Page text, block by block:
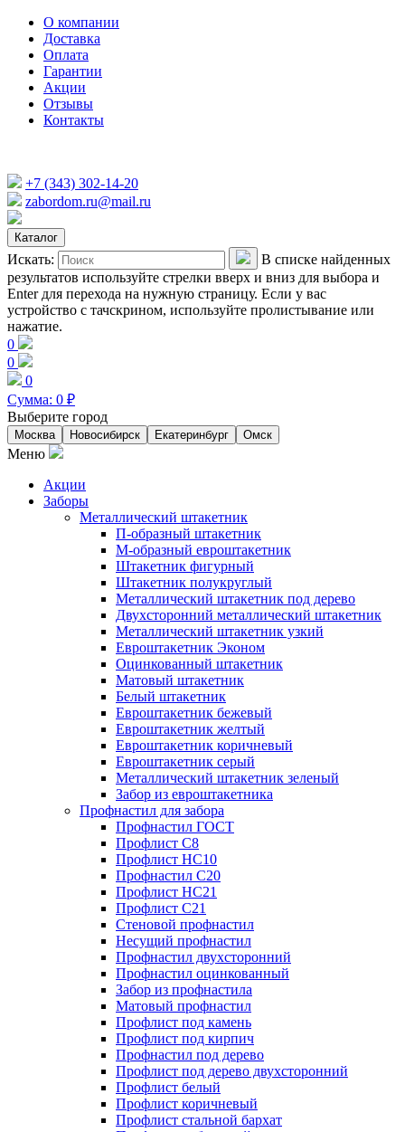
О компании
Доставка
Оплата
Гарантии
Акции
Отзывы
Контакты
+7 (343) 302-14-20
zabordom.ru@mail.ru
Каталог
Искать:
В списке найденных
результатов используйте стрелки вверх и вниз для выбора и
Enter для перехода на нужную страницу. Если у вас
устройство с тачскрином, используйте пролистывание или
нажатие.
0
0
0
Сумма: 0 ₽
Выберите город
Москва Новосибирск Екатеринбург Омск
Меню
Акции
Заборы
Металлический штакетник
П-образный штакетник
М-образный евроштакетник
Штакетник фигурный
Штакетник полукруглый
Металлический штакетник под дерево
Двухсторонний металлический штакетник
Металлический штакетник узкий
Евроштакетник Эконом
Оцинкованный штакетник
Матовый штакетник
Белый штакетник
Евроштакетник бежевый
Евроштакетник желтый
Евроштакетник коричневый
Евроштакетник серый
Металлический штакетник зеленый
Забор из евроштакетника
Профнастил для забора
Профнастил ГОСТ
Профлист С8
Профлист НС10
Профнастил С20
Профлист НС21
Профлист С21
Стеновой профнастил
Несущий профнастил
Профнастил двухсторонний
Профнастил оцинкованный
Забор из профнастила
Матовый профнастил
Профлист под камень
Профлист под кирпич
Профнастил под дерево
Профлист под дерево двухсторонний
Профлист белый
Профлист коричневый
Профлист стальной бархат